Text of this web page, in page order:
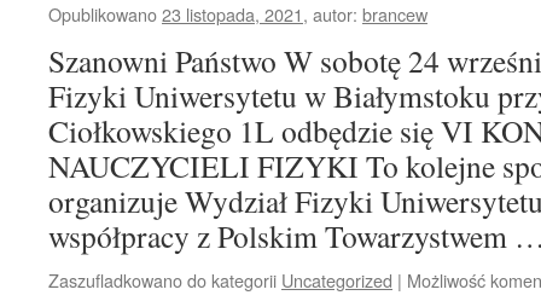
Opublikowano23 listopada, 2021, autor: brancew
Szanowni Państwo W sobotę 24
Fizyki Uniwersytetu w Białymstoku
Ciołkowskiego 1L odbędzie się VI
NAUCZYCIELI FIZYKI To kolejne
organizuje Wydział Fizyki
współpracy z Polskim Towarzystwem
Zaszufladkowano do kategorii Uncategorized | Możliwość